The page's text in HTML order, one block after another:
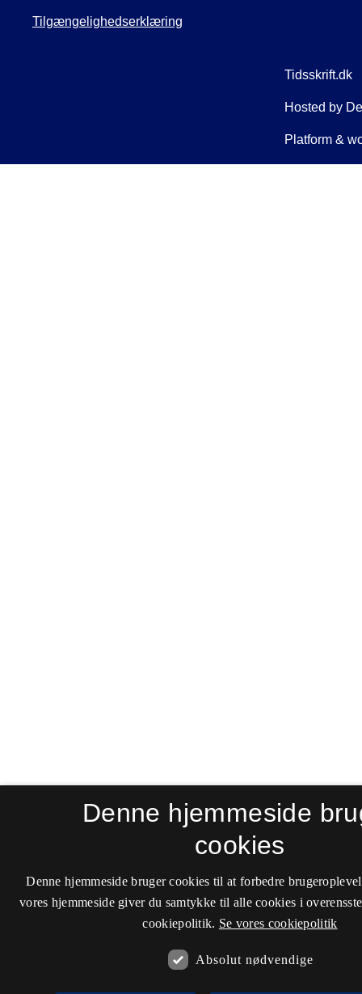
Tilgængelighedserklæring
Denne hjemmeside
cookies
Denne hjemmeside bruger cookies til at forbedre
vores hjemmeside giver du samtykke til alle cookies i
cookiepolitik. Se vores cookiepolitik
Absolut nødvendige